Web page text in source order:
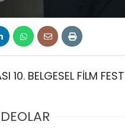
10. BELGESEL FİLM